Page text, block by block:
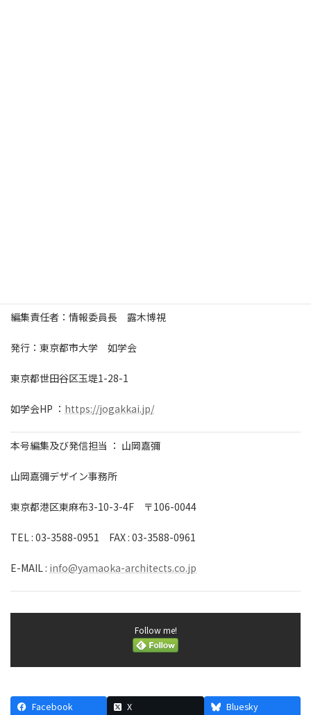
編集責任者：情報委員長 露木博視
発行：東京都市大学 如学会
東京都世田谷区玉堤1-28-1
如学会HP ： https://jogakkai.jp/
本号編集及び発信担当 ： 山岡嘉彌
山岡嘉彌デザイン事務所
東京都港区東麻布3-10-3-4F 〒106-0044
TEL : 03-3588-0951 FAX : 03-3588-0961
E-MAIL : info@yamaoka-architects.co.jp
Follow me!
Facebook X
Bluesky